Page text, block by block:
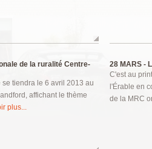
de la ruralité Centre-
tiendra le 6 avril 2013 au
affichant le thème
plus...
28 MARS -
C'est au
l'Érable en
de la MRC